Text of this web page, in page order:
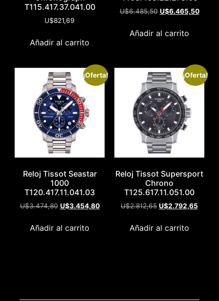
T115.417.37.041.00
U$821,69
Añadir al carrito
U$6.485,50 U$6.465,50
Añadir al carrito
¡Oferta!
Reloj Tissot Seastar
1000
T120.417.11.041.03
U$3.474,80 U$3.454,80
Añadir al carrito
¡Oferta!
Reloj Tissot Supersport
Chrono
T125.617.11.051.00
U$2.812,65 U$2.792,65
Añadir al carrito